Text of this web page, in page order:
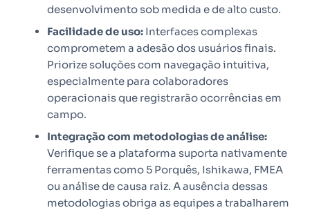
desenvolvimento sob medida e de alto custo.
Facilidade de uso: Interfaces complexas
comprometem a adesão dos usuários finais.
Priorize soluções com navegação intuitiva,
especialmente para colaboradores
operacionais que registrarão ocorrências em
campo.
Integração com metodologias de análise:
Verifique se a plataforma suporta nativamente
ferramentas como 5 Porquês, Ishikawa, FMEA
ou análise de causa raiz. A ausência dessas
metodologias obriga as equipes a trabalharem